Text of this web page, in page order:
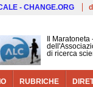
- CHANGE.ORG
Il
di ricerca
RUBRICHE